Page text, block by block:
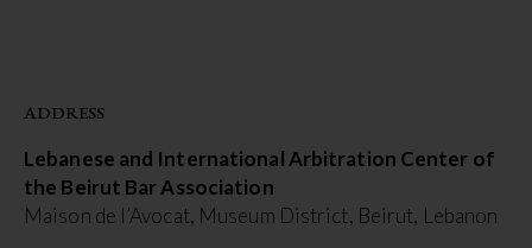
ADDRESS
Lebanese and International Arbitration Center of
the Beirut Bar Association
Maison de l’Avocat, Museum District, Beirut, Lebanon